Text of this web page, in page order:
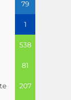
79
1
538
81
207